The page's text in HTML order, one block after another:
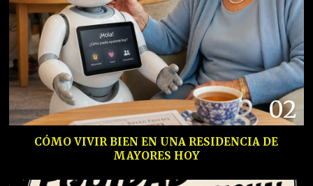
02
CÓMO VIVIR BIEN EN UNA RESIDENCIA DE
MAYORES HOY